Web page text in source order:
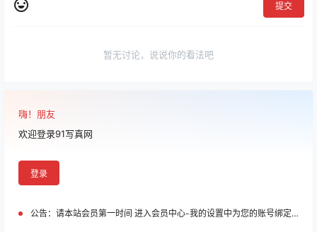
提交
暂无讨论，说说你的看法吧
嗨！朋友
欢迎登录91写真网
登录
公告： 请本站会员第一时间 进入会员中心-我的设置中为您的账号绑定邮箱!